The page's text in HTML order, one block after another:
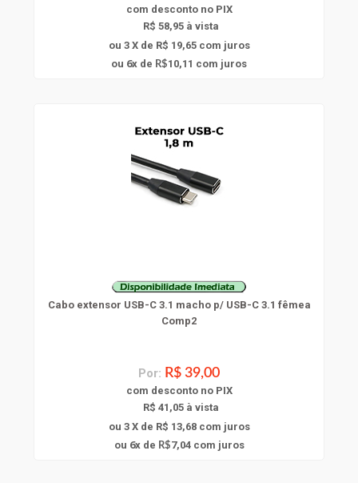
com desconto no PIX
R$ 58,95 à vista
ou 3 X de R$ 19,65com juros
ou 6x de R$10,11 com juros
Cabo extensor USB-C 3.1 macho p/ USB-C 3.1 fêmea
Comp2
Por: R$ 39,00
com desconto no PIX
R$ 41,05 à vista
ou 3 X de R$ 13,68com juros
ou 6x de R$7,04com juros